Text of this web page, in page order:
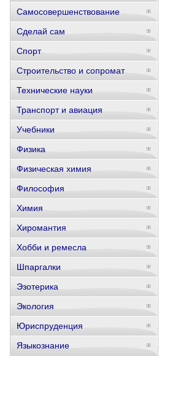
Самосовершенствование
Сделай сам
Спорт
Строительство и сопромат
Технические науки
Транспорт и авиация
Учебники
Физика
Физическая химия
Философия
Химия
Хиромантия
Хобби и ремесла
Шпаргалки
Эзотерика
Экология
Юриспруденция
Языкознание